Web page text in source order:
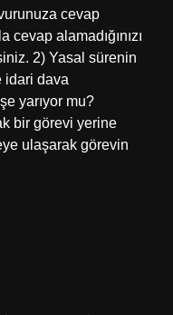
cevap
cevap alamadığınızı
2) Yasal sürenin
idari dava
yarıyor mu?
bir görevi yerine
ulaşarak görevin